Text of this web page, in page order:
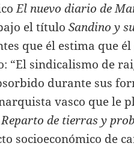
El nuevo diario de
el título Sandino y
que él estima que él
“El sindicalismo de
durante sus
vasco que le
Reparto de tierras y
socioeconómico de